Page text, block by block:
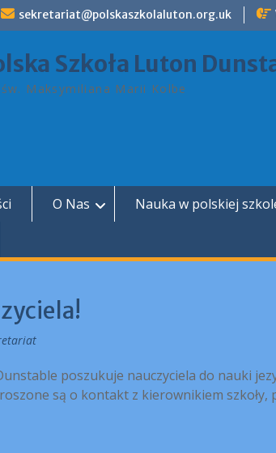
sekretariat@polskaszkolaluton.org.uk
Szkoła Luton
Maksymiliana Marii Kolbe
O Nas Nauka w polskiej
poszukuje nauczyciela do nauki
są o kontakt z kierownikiem